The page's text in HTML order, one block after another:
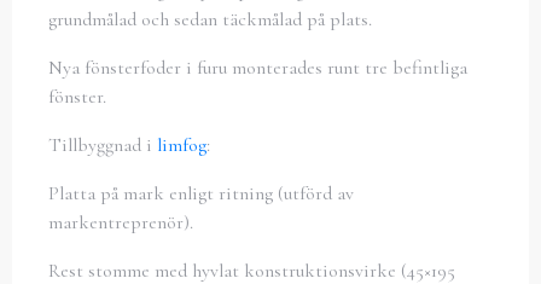
grundmålad och sedan täckmålad på plats.
Nya fönsterfoder i furu monterades runt tre befintliga
fönster.
Tillbyggnad i limfog:
Platta på mark enligt ritning (utförd av
markentreprenör).
Rest stomme med hyvlat konstruktionsvirke (45×195